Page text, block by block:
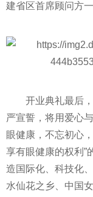
建省区首席顾问方一
开业典礼最后
严宣誓，将用爱心
眼健康， 不忘初心
享有眼健康的权利”
造国际化、科技化
水仙花之乡、中国